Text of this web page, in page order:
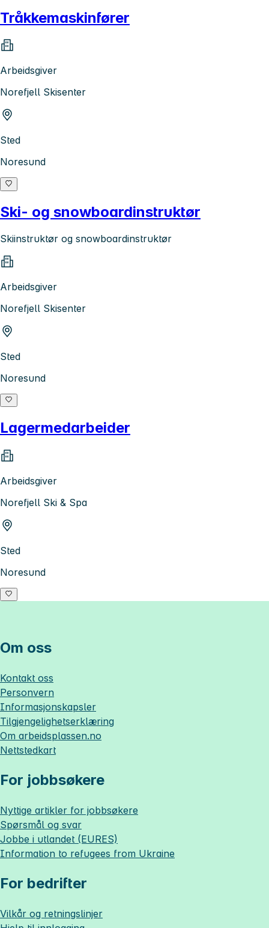
Tråkkemaskinfører
Arbeidsgiver
Norefjell Skisenter
Sted
Noresund
Ski- og snowboardinstruktør
Skiinstruktør og snowboardinstruktør
Arbeidsgiver
Norefjell Skisenter
Sted
Noresund
Lagermedarbeider
Arbeidsgiver
Norefjell Ski & Spa
Sted
Noresund
Om oss
Kontakt oss
Personvern
Informasjonskapsler
Tilgjengelighetserklæring
Om arbeidsplassen.no
Nettstedkart
For jobbsøkere
Nyttige artikler for jobbsøkere
Spørsmål og svar
Jobbe i utlandet (EURES)
Information to refugees from Ukraine
For bedrifter
Vilkår og retningslinjer